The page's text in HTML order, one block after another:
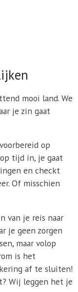
mooi land. We
je zin gaat
op
tijd in, je gaat
en checkt
Of misschien
van je reis naar
je geen zorgen
maar volop
is het
af te sluiten!
Wij leggen het je